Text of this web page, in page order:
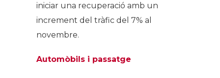
iniciar una recuperació amb un
increment del tràfic del 7% al
novembre.
Automòbils i passatge